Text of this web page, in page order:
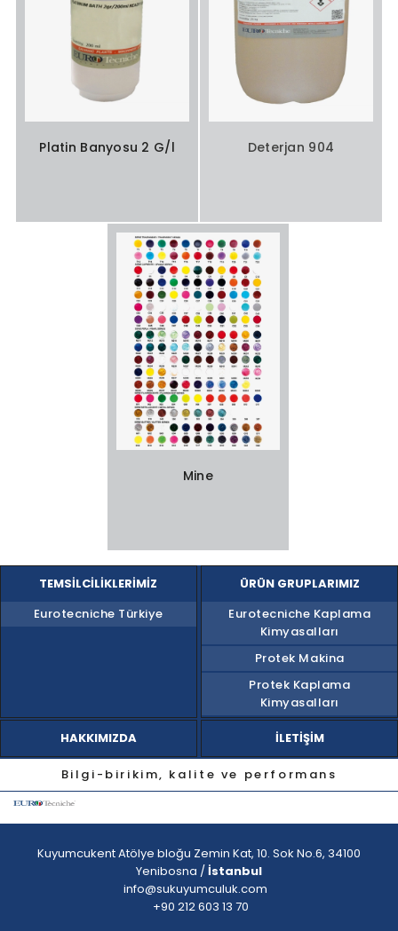
Platin Banyosu 2 G/l Deterjan 904
Mine
TEMSILCILIKLERIMIZ
Eurotecniche Türkiye
ÜRÜN GRUPLARIMIZ
Eurotecniche Kaplama
Kimyasalları
Protek Makina
Protek Kaplama
Kimyasalları
HAKKIMIZDA İLETIŞIM
Bilgi-birikim, kalite ve performans
Kuyumcukent Atölye bloğu Zemin Kat, 10. Sok No.6, 34100
Yenibosna /İstanbul
info@sukuyumculuk.com
+90 212 603 13 70